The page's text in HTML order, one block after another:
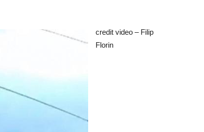
credit video – Filip
Florin